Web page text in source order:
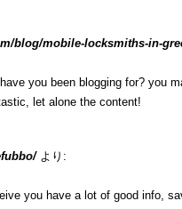
blog/mobile-locksmiths-in-
you been blogging for? you
let alone the content!
より:
you have a lot of good info,